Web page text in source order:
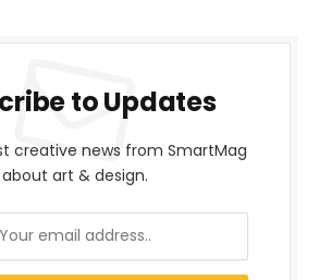
to Updates
creative news from SmartMag
about art & design.